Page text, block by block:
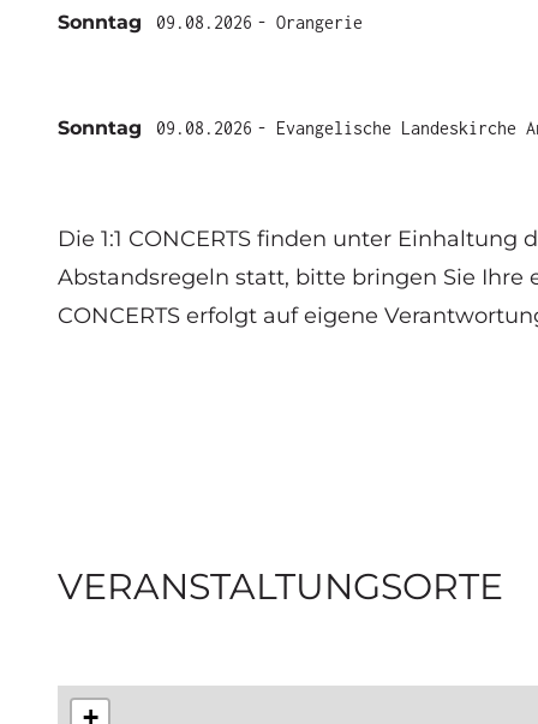
Sonntag 09.08.2026 - Orangerie
Sonntag 09.08.2026 - Evangelische Landeskirche
Die 1:1 CONCERTS finden unter
Abstandsregeln statt, bitte bringen Sie Ihre
CONCERTS erfolgt auf eigene
VERANSTALTUNGSORTE
+